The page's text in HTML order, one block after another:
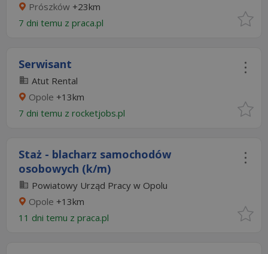
Prószków +23km
7 dni temu z praca.pl
Serwisant
Atut Rental
Opole +13km
7 dni temu z rocketjobs.pl
Staż - blacharz samochodów
osobowych (k/m)
Powiatowy Urząd Pracy w Opolu
Opole +13km
11 dni temu z praca.pl